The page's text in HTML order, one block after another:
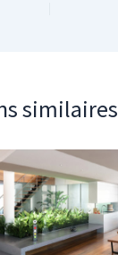
similaires